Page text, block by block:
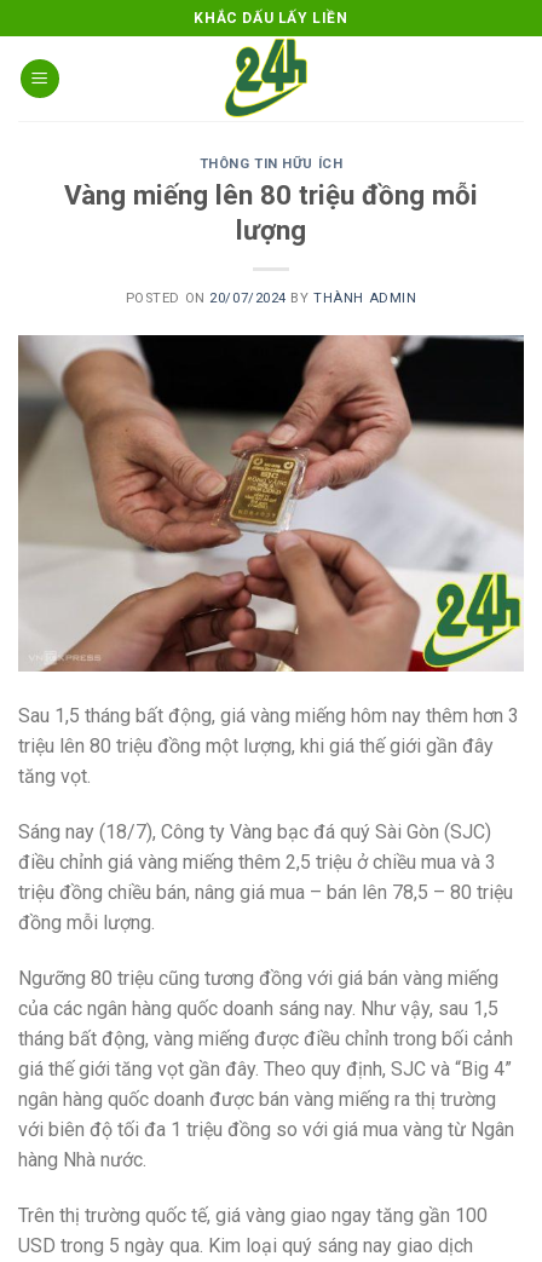
to
content
KHẮC DẤU LẤY LIỀN
THÔNG TIN HỮU ÍCH
Vàng miếng lên 80 triệu đồng mỗi
lượng
POSTED ON 20/07/2024 BYTHÀNH ADMIN
Sau 1,5 tháng bất động, giá vàng miếng hôm nay thêm hơn 3
triệu lên 80 triệu đồng một lượng, khi giá thế giới gần đây
tăng vọt.
Sáng nay (18/7), Công ty Vàng bạc đá quý Sài Gòn (SJC)
điều chỉnh giá vàng miếng thêm 2,5 triệu ở chiều mua và 3
triệu đồng chiều bán, nâng giá mua – bán lên 78,5 – 80 triệu
đồng mỗi lượng.
Ngưỡng 80 triệu cũng tương đồng với giá bán vàng miếng
của các ngân hàng quốc doanh sáng nay. Như vậy, sau 1,5
tháng bất động, vàng miếng được điều chỉnh trong bối cảnh
giá thế giới tăng vọt gần đây. Theo quy định, SJC và “Big 4”
ngân hàng quốc doanh được bán vàng miếng ra thị trường
với biên độ tối đa 1 triệu đồng so với giá mua vàng từ Ngân
hàng Nhà nước.
Trên thị trường quốc tế, giá vàng giao ngay tăng gần 100
USD trong 5 ngày qua. Kim loại quý sáng nay giao dịch